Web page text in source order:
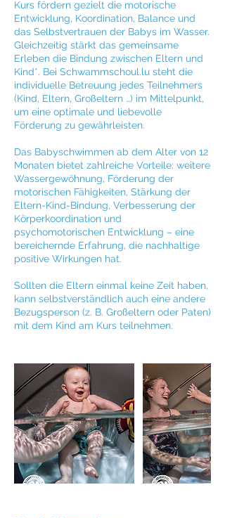
Kurs fördern gezielt die motorische
Entwicklung, Koordination, Balance und
das Selbstvertrauen der Babys im Wasser.
Gleichzeitig stärkt das gemeinsame
Erleben die Bindung zwischen Eltern und
Kind*. Bei Schwammschoul.lu steht die
individuelle Betreuung jedes Teilnehmers
(Kind, Eltern, Großeltern …) im Mittelpunkt,
um eine optimale und liebevolle
Förderung zu gewährleisten.
Das Babyschwimmen ab dem Alter von 12
Monaten bietet zahlreiche Vorteile: weitere
Wassergewöhnung, Förderung der
motorischen Fähigkeiten, Stärkung der
Eltern-Kind-Bindung, Verbesserung der
Körperkoordination und
psychomotorischen Entwicklung – eine
bereichernde Erfahrung, die nachhaltige
positive Wirkungen hat.
Sollten die Eltern einmal keine Zeit haben,
kann selbstverständlich auch eine andere
Bezugsperson (z. B. Großeltern oder Paten)
mit dem Kind am Kurs teilnehmen.